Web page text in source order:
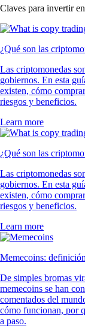
Claves para invertir
¿Qué son las
Las criptomonedas
gobiernos. En esta
existen, cómo
riesgos y beneficios.
Learn more
¿Qué son las
Las criptomonedas
gobiernos. En esta
existen, cómo
riesgos y beneficios.
Learn more
Memecoins:
De simples bromas
memecoins se han
comentados del
cómo funcionan, por
a paso.